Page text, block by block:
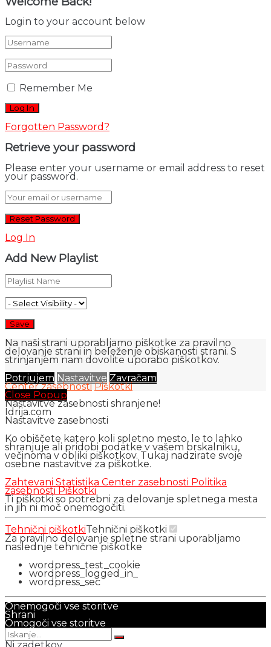
Login to your account below
Remember Me
Forgotten Password?
Retrieve your password
Please enter your username or email address to reset
your password.
Log In
Add New Playlist
Na naši strani uporabljamo piškotke za pravilno
delovanje strani in beleženje obiskanosti strani. S
strinjanjem nam dovolite uporabo piškotkov.
Potrjujem Nastavitve Zavračam
Center zasebnosti Piškotki
Close Popup
Nastavitve zasebnosti shranjene!
Idrija.com
Nastavitve zasebnosti
Ko obiščete katero koli spletno mesto, le to lahko
shranjuje ali pridobi podatke v vašem brskalniku,
večinoma v obliki piškotkov. Tukaj nadzirate svoje
osebne nastavitve za piškotke.
Zahtevani Statistika Center zasebnosti Politika
zasebnosti Piškotki
Ti piškotki so potrebni za delovanje spletnega mesta
in jih ni moč onemogočiti.
Tehnični piškotkiTehnični piškotki
Za pravilno delovanje spletne strani uporabljamo
naslednje tehnične piškotke
wordpress_test_cookie
wordpress_logged_in_
wordpress_sec
Onemogoči vse storitve
Shrani
Omogoči vse storitve